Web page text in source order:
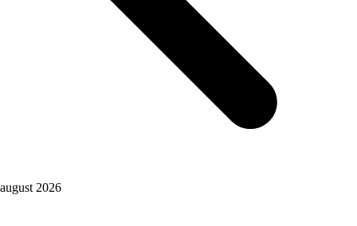
august 2026